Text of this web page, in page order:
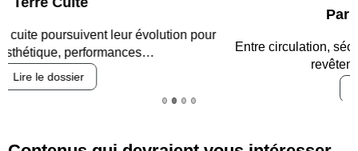
Entre circulation, sécurisation des accès, durabilité des